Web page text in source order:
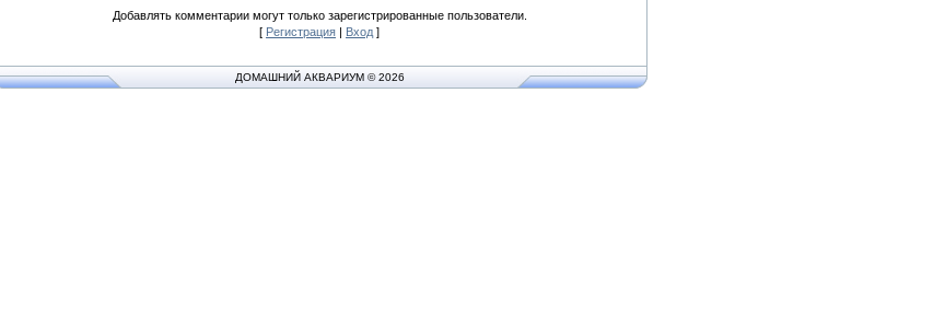
Добавлять комментарии могут только зарегистрированные пользователи.
[ Регистрация | Вход ]
ДОМАШНИЙ АКВАРИУМ © 2026